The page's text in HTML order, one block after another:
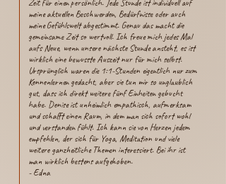
Zeit für einen persönlich. Jede Stunde ist individuell auf
meine aktuellen Beschwerden, Bedürfnisse oder auch
meine Gefühlswelt abgestimmt. Genau das macht die
gemeinsame Zeit so wertvoll. Ich freue mich jedes Mal
aufs Neue, wenn unsere nächste Stunde ansteht, es ist
wirklich eine bewusste Auszeit nur für mich selbst.
Ursprünglich waren die 1:1-Stunden eigentlich nur zum
Kennenlernen gedacht, aber sie tun mir so unglaublich
gut, dass ich direkt weitere fünf Einheiten gebucht
habe. Denise ist unheimlich empathisch, aufmerksam
und schafft einen Raum, in dem man sich sofort wohl
und verstanden fühlt. Ich kann sie von Herzen jedem
empfehlen, der sich für Yoga, Meditation und viele
weitere ganzheitliche Themen interessiert. Bei ihr ist
man wirklich bestens aufgehoben.​
- Edna